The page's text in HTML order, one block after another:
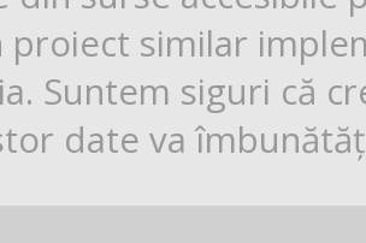
proiect similar
Suntem siguri că
date va